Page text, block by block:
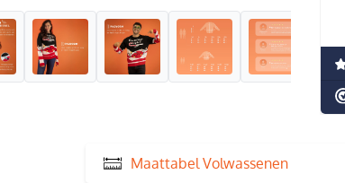
Maattabel Volwassenen